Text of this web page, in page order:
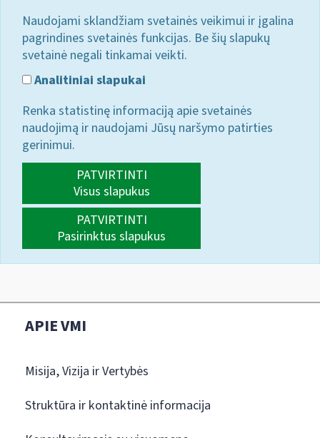
Naudojami sklandžiam svetainės veikimui ir įgalina
pagrindines svetainės funkcijas. Be šių slapukų
svetainė negali tinkamai veikti.
Analitiniai slapukai
Renka statistinę informaciją apie svetainės
naudojimą ir naudojami Jūsų naršymo patirties
gerinimui.
PATVIRTINTI
Visus slapukus
PATVIRTINTI
Pasirinktus slapukus
APIE VMI
Misija, Vizija ir Vertybės
Struktūra ir kontaktinė informacija